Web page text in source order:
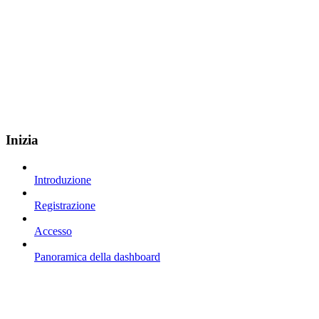
Inizia
Introduzione
Registrazione
Accesso
Panoramica della dashboard